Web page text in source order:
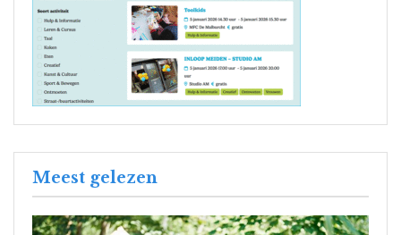
Meest gelezen